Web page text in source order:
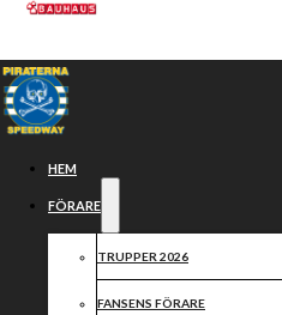
Hoppa till huvudinnehåll
HEM
FÖRARE
TRUPPER 2026
FANSENS FÖRARE